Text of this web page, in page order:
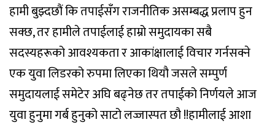
हामी बुझ्दछौं कि तपाईसँग राजनीतिक असम्बद्ध प्रलाप हुन
सक्छ, तर हामीले तपाईलाई हाम्रो समुदायका सबै
सदस्यहरूको आवश्यकता र आकांक्षालाई विचार गर्नसक्ने
एक युवा लिडरको रुपमा लिएका थियौ जसले सम्पुर्ण
समुदायलाई समेटेर अघि बढ्नेछ तर तपाईको निर्णयले आज
युवा हुनुमा गर्ब हुनुको साटो लज्जास्पत छौ !!हामीलाई आशा